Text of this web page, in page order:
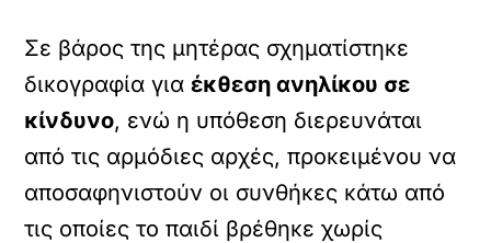
Σε βάρος της μητέρας σχηματίστηκε
δικογραφία γιαέκθεση ανηλίκου σε
κίνδυνο, ενώ η υπόθεση διερευνάται
από τις αρμόδιες αρχές, προκειμένου να
αποσαφηνιστούν οι συνθήκες κάτω από
τις οποίες το παιδί βρέθηκε χωρίς